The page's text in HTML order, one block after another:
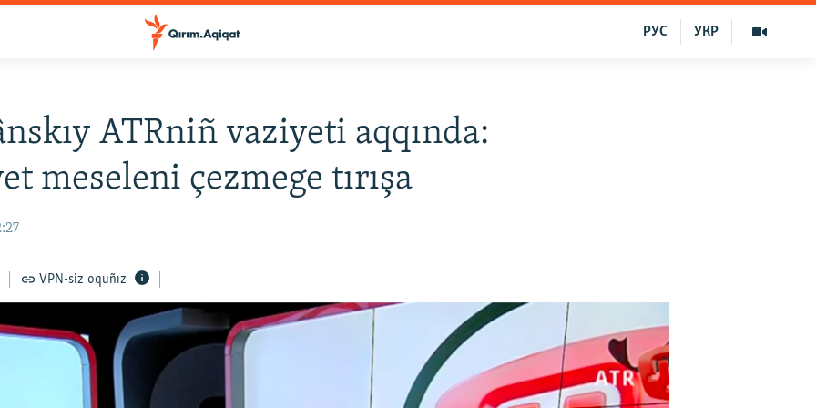
УКР
РУС
ATRniñ vaziyeti aqqında:
meseleni çezmege tırışa
VPN-siz oquñız